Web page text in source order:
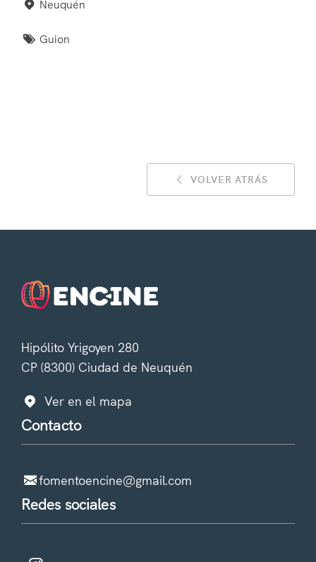
Neuquén
Guion
VOLVER ATRÁS
Hipólito Yrigoyen 280
CP (8300) Ciudad de Neuquén
Ver en el mapa
Contacto
fomentoencine@gmail.com
Redes sociales